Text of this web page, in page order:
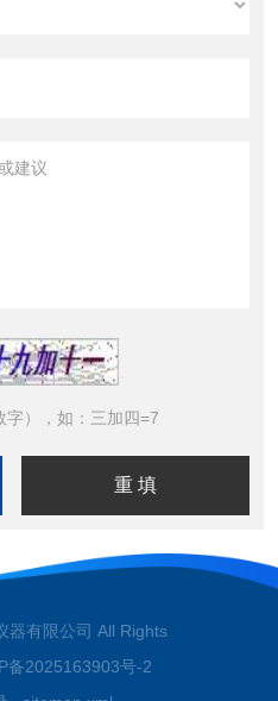
字），如：三加四=7
器有限公司 All Rights
备2025163903号-2